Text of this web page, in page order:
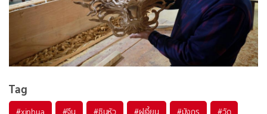
Tag
#xinhua #จีน #ซินหัว #ฝูเจี้ยน #มังกร #วัด